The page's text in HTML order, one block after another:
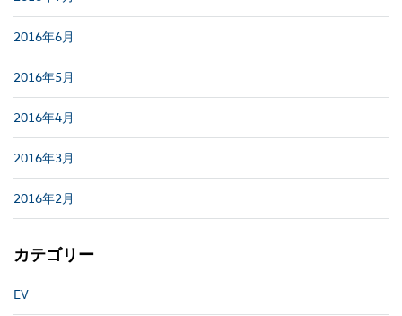
2016年6月
2016年5月
2016年4月
2016年3月
2016年2月
カテゴリー
EV